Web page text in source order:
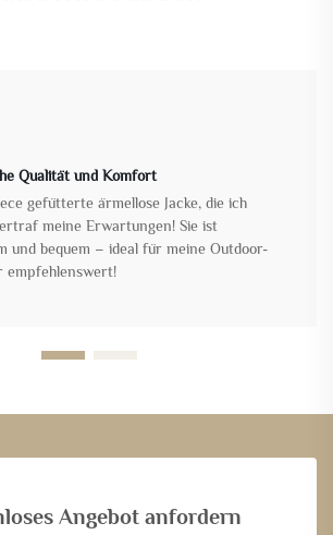
Qualität und Komfort
gefütterte ärmellose Jacke, die ich
meine Erwartungen! Sie ist
und bequem – ideal für meine Outdoor-
empfehlenswert!
Angebot anfordern